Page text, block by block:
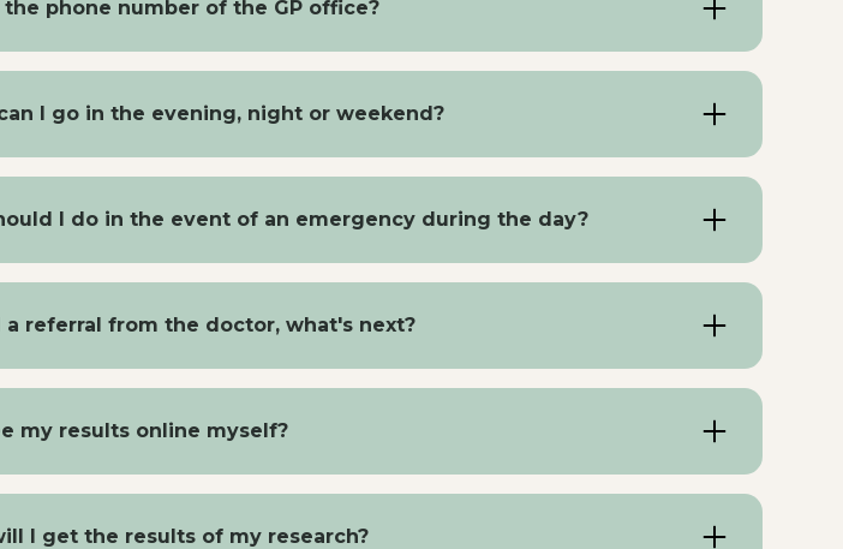
care (such as mental health care) there, as long as you are under
phone number of the GP office?
Practitioner's Office can be reached via010 — 290 98 88.
I go in the evening, night or weekend?
that cannot wait until the next business day, call the Rijnmond
I do in the event of an emergency during the day?
practice immediately and choose option 1 for an emergency. In case
a referral from the doctor, what's next?
call the hospital or healthcare institution yourself to make an
after two business days. You must also call first to make an appointment
examination; you can't just walk in.
my results online myself?
online file. There you will find the results and the doctor's explanation.
I get the results of my research?